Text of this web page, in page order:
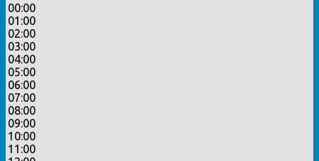
00:00
01:00
02:00
03:00
04:00
05:00
06:00
07:00
08:00
09:00
10:00
11:00